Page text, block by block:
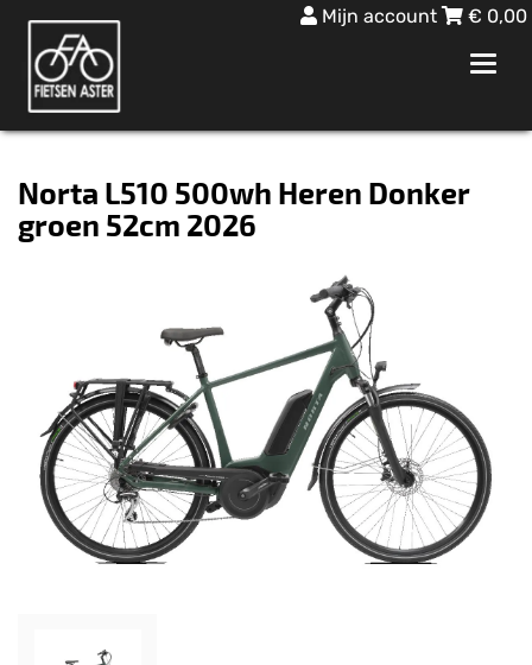
Mijn account € 0,00
Norta L510 500wh Heren Donker
groen 52cm 2026